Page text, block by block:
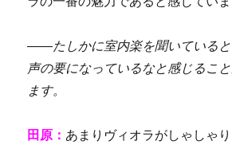
――たしかに室内楽を聞いている
声の要になっているなと感じるこ
ます。
田原： あまりヴィオラがしゃしゃり